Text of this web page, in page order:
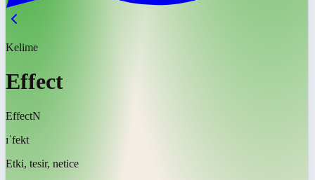
Kelime
Effect
EffectN
ɪˈfekt
Etki, tesir, netice